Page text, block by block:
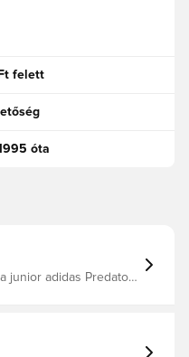
felett
óta
junior adidas Predator
kialakítás. Pozitív